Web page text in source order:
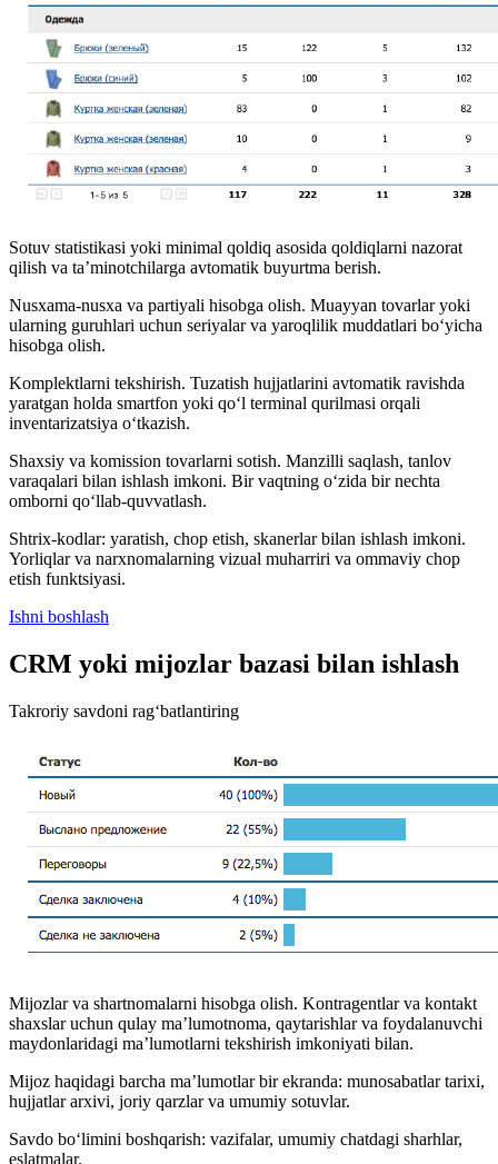
Sotuv statistikasi yoki minimal qoldiq asosida qoldiqlarni nazorat
qilish va ta’minotchilarga avtomatik buyurtma berish.
Nusxama-nusxa va partiyali hisobga olish. Muayyan tovarlar yoki
ularning guruhlari uchun seriyalar va yaroqlilik muddatlari bo‘yicha
hisobga olish.
Komplektlarni tekshirish. Tuzatish hujjatlarini avtomatik ravishda
yaratgan holda smartfon yoki qo‘l terminal qurilmasi orqali
inventarizatsiya o‘tkazish.
Shaxsiy va komission tovarlarni sotish. Manzilli saqlash, tanlov
varaqalari bilan ishlash imkoni. Bir vaqtning o‘zida bir nechta
omborni qo‘llab-quvvatlash.
Shtrix-kodlar: yaratish, chop etish, skanerlar bilan ishlash imkoni.
Yorliqlar va narxnomalarning vizual muharriri va ommaviy chop
etish funktsiyasi.
Ishni boshlash
CRM yoki mijozlar bazasi bilan ishlash
Takroriy savdoni rag‘batlantiring
Mijozlar va shartnomalarni hisobga olish. Kontragentlar va kontakt
shaxslar uchun qulay ma’lumotnoma, qaytarishlar va foydalanuvchi
maydonlaridagi ma’lumotlarni tekshirish imkoniyati bilan.
Mijoz haqidagi barcha ma’lumotlar bir ekranda: munosabatlar tarixi,
hujjatlar arxivi, joriy qarzlar va umumiy sotuvlar.
Savdo bo‘limini boshqarish: vazifalar, umumiy chatdagi sharhlar,
eslatmalar.